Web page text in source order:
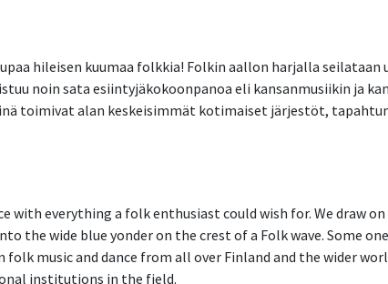
hileisen kuumaa folkkia! Folkin aallon harjalla seilataan
noin sata esiintyjäkokoonpanoa eli kansanmusiikin ja
toimivat alan keskeisimmät kotimaiset järjestöt,
with everything a folk enthusiast could wish for. We draw
the wide blue yonder on the crest of a Folk wave. Some
music and dance from all over Finland and the wider
institutions in the field.